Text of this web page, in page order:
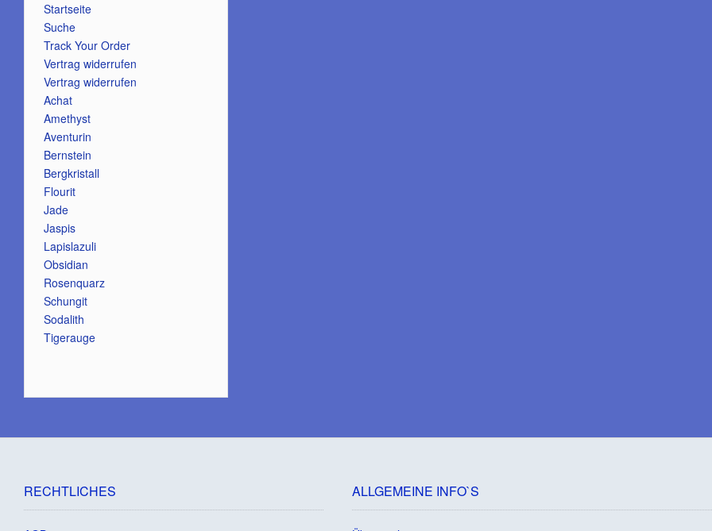
Startseite
Suche
Track Your Order
Vertrag widerrufen
Vertrag widerrufen
Achat
Amethyst
Aventurin
Bernstein
Bergkristall
Flourit
Jade
Jaspis
Lapislazuli
Obsidian
Rosenquarz
Schungit
Sodalith
Tigerauge
RECHTLICHES ALLGEMEINE INFO`S